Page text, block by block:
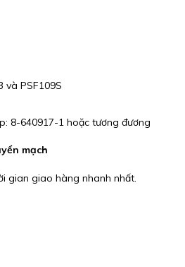
và PSF109S
8-640917-1 hoặc tương đương
mạch
gian giao hàng nhanh nhất.